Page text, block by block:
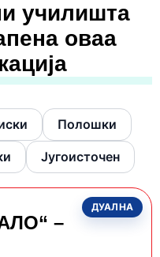
училишта
оваа
Полошки
Југоисточен
ДУАЛНА
–